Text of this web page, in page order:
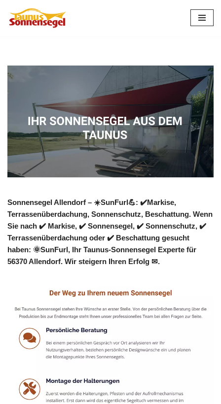
Zum
Sonnensegel Allendorf – ☀️SunFurl💪: ✔️Markise,
Terrassenüberdachung, Sonnenschutz, Beschattung. Wenn
Sie nach ✔️ Markise, ✔️ Sonnensegel, ✔️ Sonnenschutz, ✔️
Terrassenüberdachung oder ✔️ Beschattung gesucht
haben: 🌞SunFurl, Ihr Taunus-Sonnensegel Experte für
56370 Allendorf. Wir steigern Ihren Erfolg ✉.